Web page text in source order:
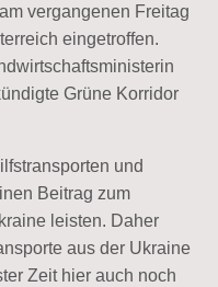
vergangenen Freitag
eingetroffen.
Grüne Korridor
und
Beitrag zum
leisten. Daher
aus der Ukraine
Zeit hier auch noch